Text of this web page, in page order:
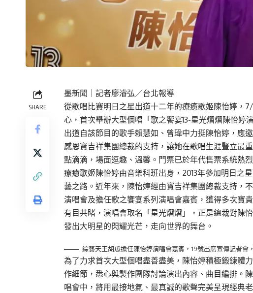
SHARE
墨新聞 ｜記者廖濬弘／台北報導
從歌唱比賽明日之星出道十二年的療癒歌姬陳怡婷，
心，首次舉辦大型個唱「歌之饗宴13-星光熠熠陳怡
出道自該節目的歌手賴慧如、曾瑋中力挺陳怡婷，應
感恩寶吉祥集團總裁的支持，讓她在歌唱生涯豎立最
點滴滴，場面逗趣、溫馨。門票已於年代售票系統熱烈
療癒歌姬陳怡婷由音樂科班出身，2013年參加明日之
藝之路。近年來，陳怡婷經由寶吉祥集團總裁支持，
演唱會及擔任歌之饗宴系列演唱會嘉賓，獲得多次寶
有目共睹，演唱會取名「星光熠熠」，正是總裁對陳
發出大明星的閃耀光芒，走向世界的舞台。
綜藝天王胡瓜擔任陳怡婷演唱會嘉賓，19號出席宣傳記者會
為了力求首次大型個唱盡善盡美，陳怡婷積極鍛鍊體
作細節，悉心與製作團隊討論演出內容、曲目編排。
唱會中，將用最接地氣、最真誠的歌聲完美呈現經典